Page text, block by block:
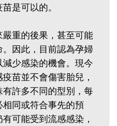
是可以的。
重的後果，甚至可能
因此，目前認為孕婦
少感染的機會。現今
苗並不會傷害胎兒，
許多不同的型別，每
同或符合事先的預
可能受到流感感染，